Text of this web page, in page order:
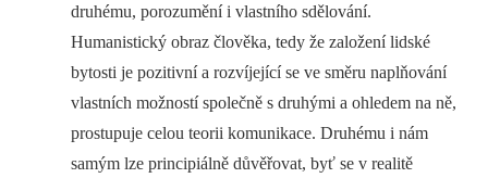
druhému, porozumění i vlastního sdělování.
Humanistický obraz člověka, tedy že založení lidské
bytosti je pozitivní a rozvíjející se ve směru naplňování
vlastních možností společně s druhými a ohledem na ně,
prostupuje celou teorii komunikace. Druhému i nám
samým lze principiálně důvěřovat, byť se v realitě